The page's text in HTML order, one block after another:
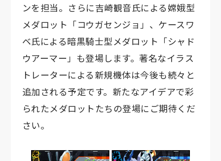
ンを担当。さらに吉崎観音氏による嫦娥型
メダロット「コウガセンジョ」、ケースワ
ベ氏による暗黒騎士型メダロット「シャド
ウアーマー」も登場します。著名なイラス
トレーターによる新規機体は今後も続々と
追加される予定です。新たなアイデアで彩
られたメダロットたちの登場にご期待くだ
さい。